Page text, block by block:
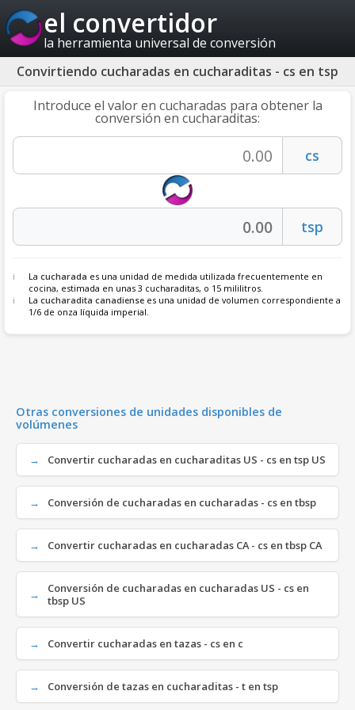
el convertidor
la herramienta universal de conversión
Convirtiendo cucharadas en cucharaditas - cs en tsp
Introduce el valor en cucharadas para obtener la
conversión en cucharaditas:
La cucharada es una unidad de medida utilizada frecuentemente en
cocina, estimada en unas 3 cucharaditas, o 15 mililitros.
La cucharadita canadiense es una unidad de volumen correspondiente a
1/6 de onza líquida imperial.
Otras conversiones de unidades disponibles de
volúmenes
Convertir cucharadas en cucharaditas US - cs en tsp US
Conversión de cucharadas en cucharadas - cs en tbsp
Convertir cucharadas en cucharadas CA - cs en tbsp CA
Conversión de cucharadas en cucharadas US - cs en
tbsp US
Convertir cucharadas en tazas - cs en c
Conversión de tazas en cucharaditas - t en tsp